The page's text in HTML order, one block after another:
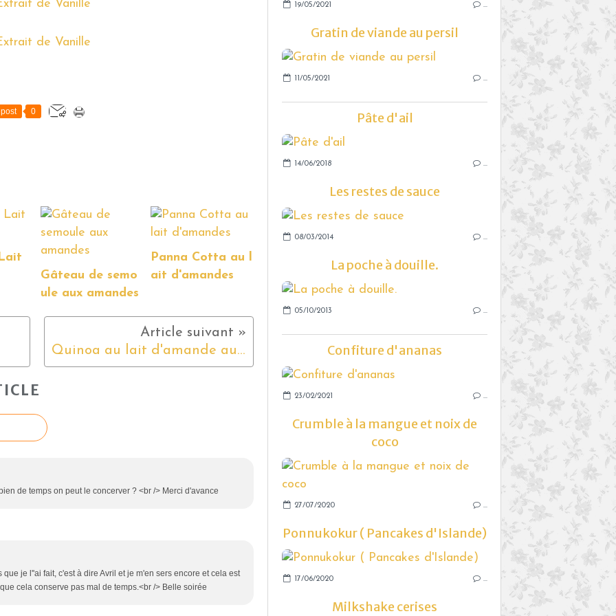
0
Gâteau de semo
ule aux amandes
Panna Cotta au l
ait d'amandes
Quinoa au lait d'amande au Thermomix
de temps on peut le concerver ? <br /> Merci d'avance
je l''ai fait, c'est à dire Avril et je m'en sers encore et cela est
cela conserve pas mal de temps.<br /> Belle soirée
19/05/2021 …
Gratin de viande au persil
11/05/2021 …
Pâte d'ail
14/06/2018 …
Les restes de sauce
08/03/2014 …
La poche à douille.
05/10/2013 …
Confiture d'ananas
23/02/2021 …
Crumble à la mangue et noix de
coco
27/07/2020 …
Ponnukokur ( Pancakes d'Islande)
17/06/2020 …
Milkshake cerises